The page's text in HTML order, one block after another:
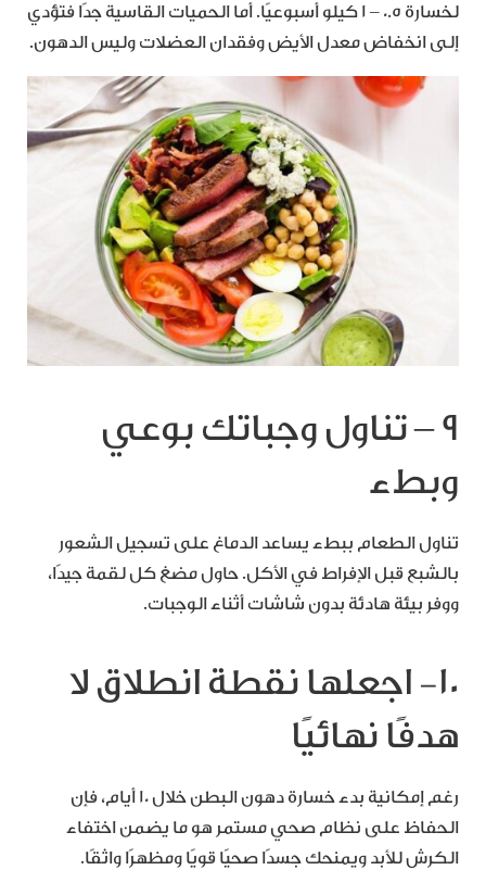
لخسارة 0.5 – 1 كيلو أسبوعيًا. أما الحميات القاسية جدًا فتؤدي
إلى انخفاض معدل الأيض وفقدان العضلات وليس الدهون.
9 – تناول وجباتك بوعي
وبطء
تناول الطعام ببطء يساعد الدماغ على تسجيل الشعور
بالشبع قبل الإفراط في الأكل. حاول مضغ كل لقمة جيدًا،
ووفر بيئة هادئة بدون شاشات أثناء الوجبات.
10- اجعلها نقطة انطلاق لا
هدفًا نهائيًا
رغم إمكانية بدء خسارة دهون البطن خلال 10 أيام، فإن
الحفاظ على نظام صحي مستمر هو ما يضمن اختفاء
الكرش للأبد ويمنحك جسدًا صحيًا قويًا ومظهرًا واثقًا.